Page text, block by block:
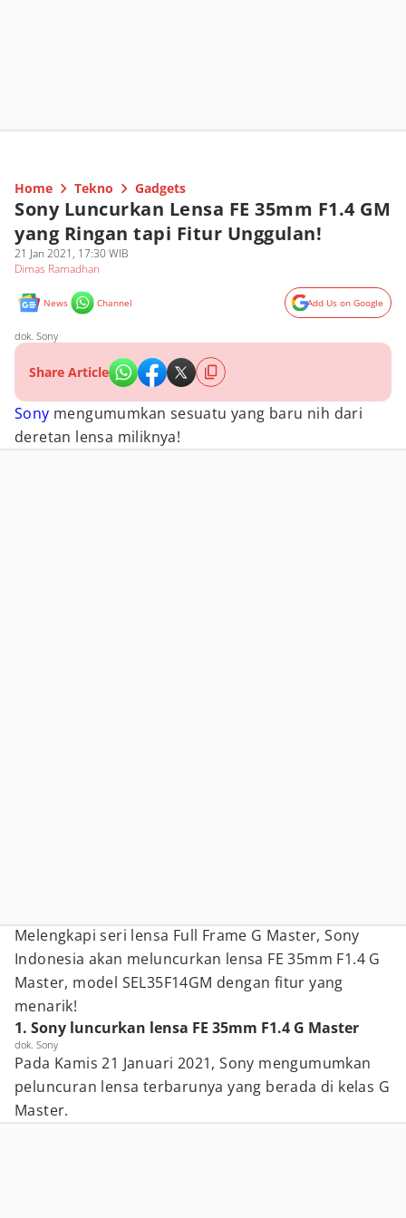
Home Tekno Gadgets
Sony Luncurkan Lensa FE 35mm F1.4 GM
yang Ringan tapi Fitur Unggulan!
21 Jan 2021, 17:30 WIB
Dimas Ramadhan
News Channel Add Us on Google
dok. Sony
Share Article
Sony mengumumkan sesuatu yang baru nih dari
deretan lensa miliknya!
Melengkapi seri lensa Full Frame G Master, Sony
Indonesia akan meluncurkan lensa FE 35mm F1.4 G
Master, model SEL35F14GM dengan fitur yang
menarik!
1. Sony luncurkan lensa FE 35mm F1.4 G Master
dok. Sony
Pada Kamis 21 Januari 2021, Sony mengumumkan
peluncuran lensa terbarunya yang berada di kelas G
Master.